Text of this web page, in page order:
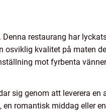
restaurang har
kvalitet på maten
mot fyrbenta
sig genom att leverera
romantisk middag eller